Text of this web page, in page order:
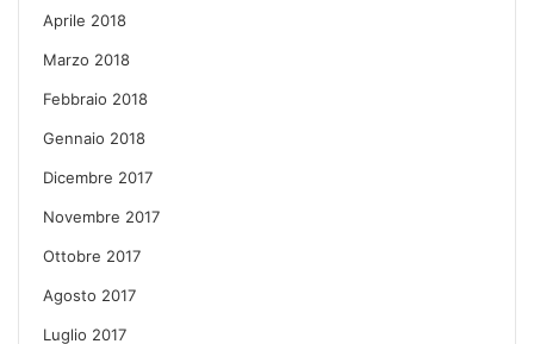
Aprile 2018
Marzo 2018
Febbraio 2018
Gennaio 2018
Dicembre 2017
Novembre 2017
Ottobre 2017
Agosto 2017
Luglio 2017